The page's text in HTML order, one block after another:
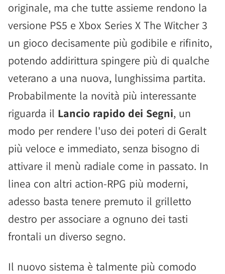
originale, ma che tutte assieme rendono la
versione PS5 e Xbox Series X The Witcher 3
un gioco decisamente più godibile e rifinito,
potendo addirittura spingere più di qualche
veterano a una nuova, lunghissima partita.
Probabilmente la novità più interessante
riguarda il Lancio rapido dei Segni, un
modo per rendere l'uso dei poteri di Geralt
più veloce e immediato, senza bisogno di
attivare il menù radiale come in passato. In
linea con altri action-RPG più moderni,
adesso basta tenere premuto il grilletto
destro per associare a ognuno dei tasti
frontali un diverso segno.
Il nuovo sistema è talmente più comodo